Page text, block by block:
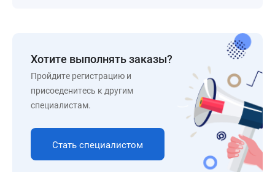
Хотите выполнять заказы?
Пройдите регистрацию и
присоеденитесь к другим
специалистам.
Стать специалистом